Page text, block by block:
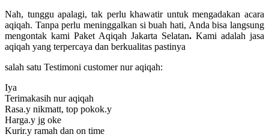
Nah, tunggu apalagi, tak perlu khawatir untuk mengadakan acara
aqiqah. Tanpa perlu meninggalkan si buah hati, Anda bisa langsung
mengontak kami Paket Aqiqah Jakarta Selatan. Kami adalah jasa
aqiqah yang terpercaya dan berkualitas pastinya
salah satu Testimoni customer nur aqiqah:
Iya
Terimakasih nur aqiqah
Rasa.y nikmatt, top pokok.y
Harga.y jg oke
Kurir.y ramah dan on time